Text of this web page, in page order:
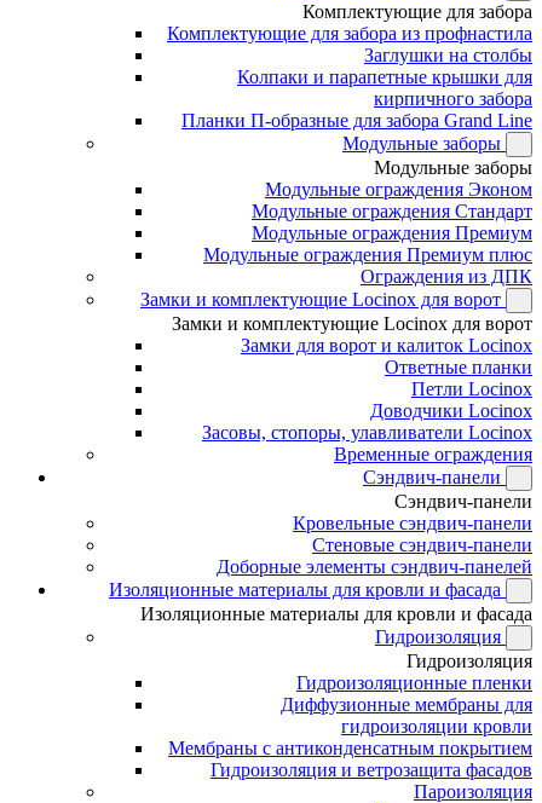
Комплектующие для забора
Комплектующие для забора из профнастила
Заглушки на столбы
Колпаки и парапетные крышки для
кирпичного забора
Планки П-образные для забора Grand Line
Модульные заборы
Модульные заборы
Модульные ограждения Эконом
Модульные ограждения Стандарт
Модульные ограждения Премиум
Модульные ограждения Премиум плюс
Ограждения из ДПК
Замки и комплектующие Locinox для ворот
Замки и комплектующие Locinox для ворот
Замки для ворот и калиток Locinox
Ответные планки
Петли Locinox
Доводчики Locinox
Засовы, стопоры, улавливатели Locinox
Временные ограждения
Сэндвич-панели
Сэндвич-панели
Кровельные сэндвич-панели
Стеновые сэндвич-панели
Доборные элементы сэндвич-панелей
Изоляционные материалы для кровли и фасада
Изоляционные материалы для кровли и фасада
Гидроизоляция
Гидроизоляция
Гидроизоляционные пленки
Диффузионные мембраны для
гидроизоляции кровли
Мембраны с антиконденсатным покрытием
Гидроизоляция и ветрозащита фасадов
Пароизоляция